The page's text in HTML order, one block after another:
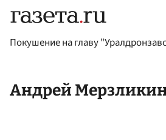
Покушение на главу
Андрей